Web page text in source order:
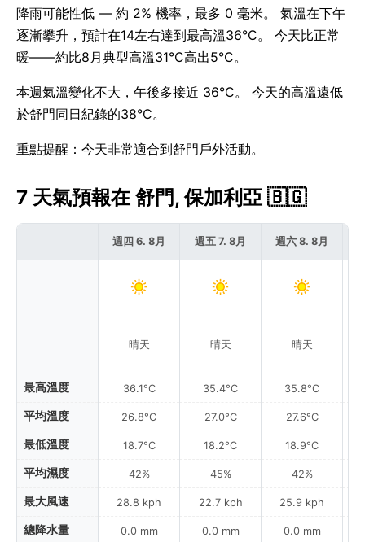
降雨可能性低 — 約 2% 機率，最多 0 毫米。 氣溫在下午
逐漸攀升，預計在14左右達到最高溫36°C。 今天比正常
暖——約比8月典型高溫31°C高出5°C。
本週氣溫變化不大，午後多接近 36°C。 今天的高溫遠低
於舒門同日紀錄的38°C。
重點提醒：今天非常適合到舒門戶外活動。
7 天氣預報在 舒門, 保加利亞 🇧🇬
最高溫度
平均溫度
最低溫度
平均濕度
最大風速
總降水量
週四 6. 8月
晴天
36.1°C
26.8°C
18.7°C
42%
28.8 kph
0.0 mm
週五 7. 8月
晴天
35.4°C
27.0°C
18.2°C
45%
22.7 kph
0.0 mm
週六 8. 8月
晴天
35.8°C
27.6°C
18.9°C
42%
25.9 kph
0.0 mm